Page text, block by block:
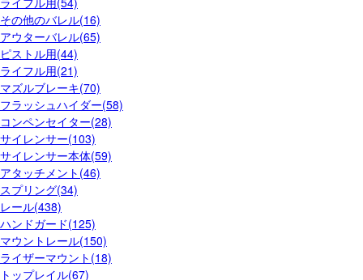
その他のバレル(16)
アウターバレル(65)
ピストル用(44)
ライフル用(21)
マズルブレーキ(70)
フラッシュハイダー(58)
コンペンセイター(28)
サイレンサー(103)
サイレンサー本体(59)
アタッチメント(46)
スプリング(34)
レール(438)
ハンドガード(125)
マウントレール(150)
ライザーマウント(18)
トップレイル(67)